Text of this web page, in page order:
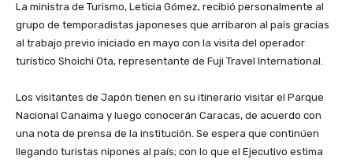
‎La ministra de Turismo, Leticia Gómez, recibió personalmente al
grupo de temporadistas japoneses que arribaron al país gracias
al trabajo previo iniciado en mayo con la visita del operador
turístico Shoichi Ota, representante de Fuji Travel International.
‎Los visitantes de Japón tienen en su itinerario visitar el Parque
Nacional Canaima y luego conocerán Caracas, de acuerdo con
una nota de prensa de la institución. Se espera que continúen
llegando turistas nipones al país; con lo que el Ejecutivo estima